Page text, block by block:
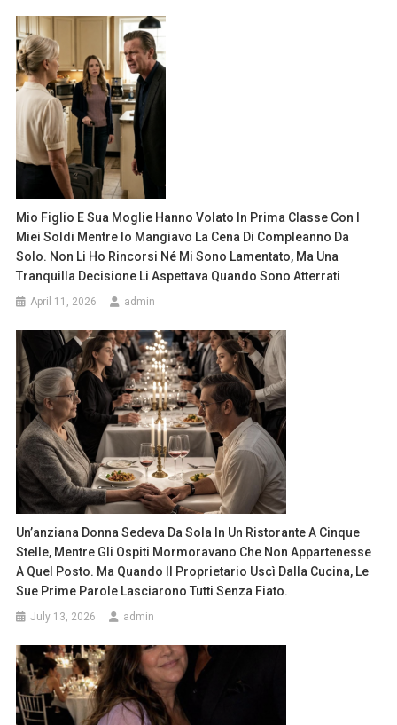
Mio Figlio E Sua Moglie Hanno Volato In Prima Classe Con I
Miei Soldi Mentre Io Mangiavo La Cena Di Compleanno Da
Solo. Non Li Ho Rincorsi Né Mi Sono Lamentato, Ma Una
Tranquilla Decisione Li Aspettava Quando Sono Atterrati
April 11, 2026 admin
Un’anziana Donna Sedeva Da Sola In Un Ristorante A Cinque
Stelle, Mentre Gli Ospiti Mormoravano Che Non Appartenesse
A Quel Posto. Ma Quando Il Proprietario Uscì Dalla Cucina, Le
Sue Prime Parole Lasciarono Tutti Senza Fiato.
July 13, 2026 admin